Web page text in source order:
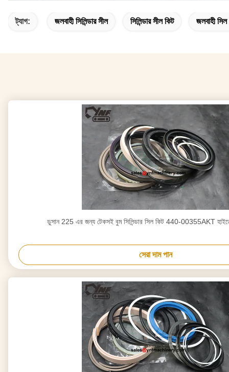
ট্যাগ: জলবাহী সিলিন্ডার সীল সিলিন্ডার সীল কিট জলবাহী সিল
ডুসান 225 এর জন্য টেকসই বুম সিলিন্ডার সিল কিট 440-00355AKT
সেরা দাম পান